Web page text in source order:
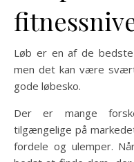
Løb er en af de
men det kan være
gode løbesko.
Der er mange
tilgængelige på
fordele og ulemper.